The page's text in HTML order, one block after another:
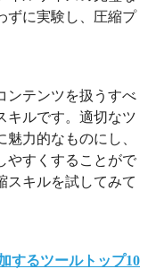
ずに実験し、圧縮プ
ンテンツを扱うすべ
キルです。適切なツ
力的なものにし、
やすくすることがで
スキルを試してみて
するツールトップ10